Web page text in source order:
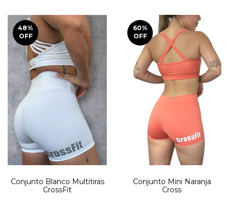
48%
OFF
Conjunto Blanco Multitiras
CrossFit
60%
OFF
Conjunto Mini Naranja
Cross